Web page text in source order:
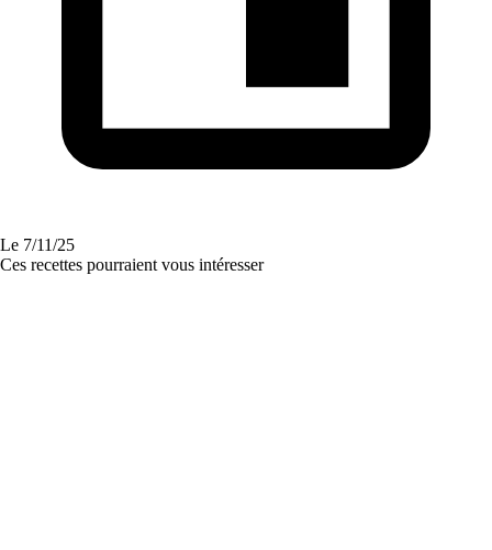
Le 7/11/25
Ces recettes pourraient vous intéresser